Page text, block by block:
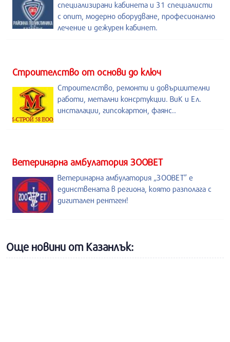
специализирани кабинета и 31 специалисти
с опит, модерно оборудване, професионално
лечение и дежурен кабинет.
Строителство от основи до ключ
Строителство, ремонти и довършителни
работи, метални консртукции. ВиК и Ел.
инсталации, гипсокартон, фаянс..
Ветеринарна амбулатория ЗООВЕТ
Ветеринарна амбулатория „ЗООВЕТ” е
единствената в региона, която разполага с
дигитален рентген!
Още новини от Казанлък: